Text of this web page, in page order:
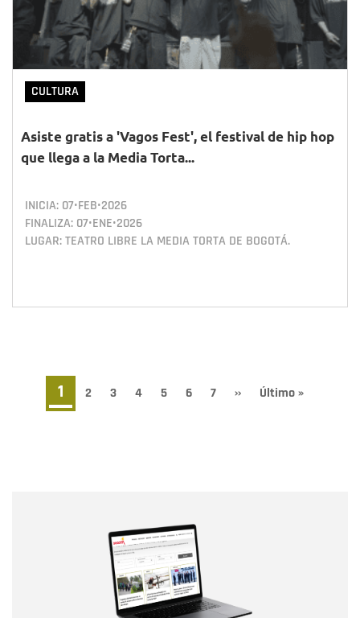
CULTURA
Asiste gratis a 'Vagos Fest', el festival de hip hop
que llega a la Media Torta...
INICIA: 07•FEB•2026
FINALIZA: 07•ENE•2026
LUGAR: TEATRO LIBRE LA MEDIA TORTA DE BOGOTÁ.
Paginación
Página
actual
1 Page
2 Page
3 Page
4 Page
5 Page
6 Page
7
Siguiente
››
Última
Último »
Correo electrónico